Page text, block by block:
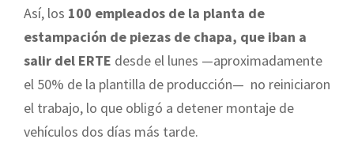
Así, los 100 empleados de la planta de
estampación de piezas de chapa, que iban a
salir del ERTE desde el lunes —aproximadamente
el 50% de la plantilla de producción— no reiniciaron
el trabajo, lo que obligó a detener montaje de
vehículos dos días más tarde.